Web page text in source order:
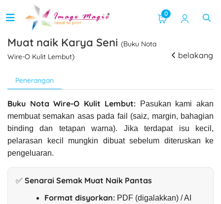
0
Muat naik Karya Seni (Buku Nota
Wire-O Kulit Lembut)
belakang
Penerangan
Buku Nota Wire-O Kulit Lembut: Pasukan kami akan
membuat semakan asas pada fail (saiz, margin, bahagian
binding dan tetapan warna). Jika terdapat isu kecil,
pelarasan kecil mungkin dibuat sebelum diteruskan ke
pengeluaran.
✅ Senarai Semak Muat Naik Pantas
Format disyorkan: PDF (digalakkan) / AI